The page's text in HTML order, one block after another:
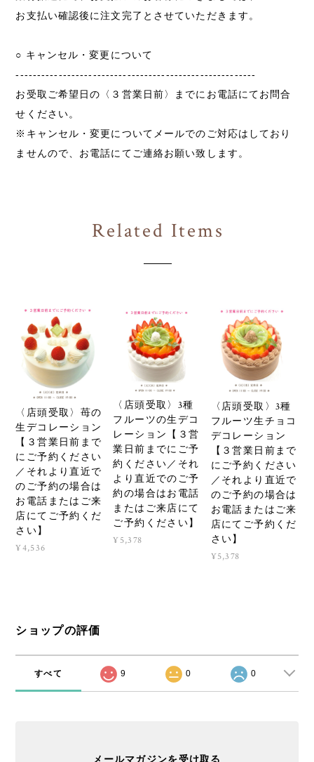
お支払い確認後に注文完了とさせていただきます。
○ キャンセル・変更について
お受取ご希望日の〈３営業日前〉までにお電話にてお問合
せください。
※キャンセル・変更についてメールでのご対応はしており
ませんので、お電話にてご連絡お願い致します。
Related Items
〈店頭受取〉苺の
生デコレーション
【３営業日前まで
にご予約ください
／それより直近で
のご予約の場合は
お電話またはご来
店にてご予約くだ
さい】
¥4,536
〈店頭受取〉3種
フルーツの生デコ
レーション【３営
業日前までにご予
約ください／それ
より直近でのご予
約の場合はお電話
またはご来店にて
ご予約ください】
¥5,378
〈店頭受取〉3種
フルーツ生チョコ
デコレーション
【３営業日前まで
にご予約ください
／それより直近で
のご予約の場合は
お電話またはご来
店にてご予約くだ
さい】
¥5,378
ショップの評価
すべて 9 0 0
メールマガジンを受け取る